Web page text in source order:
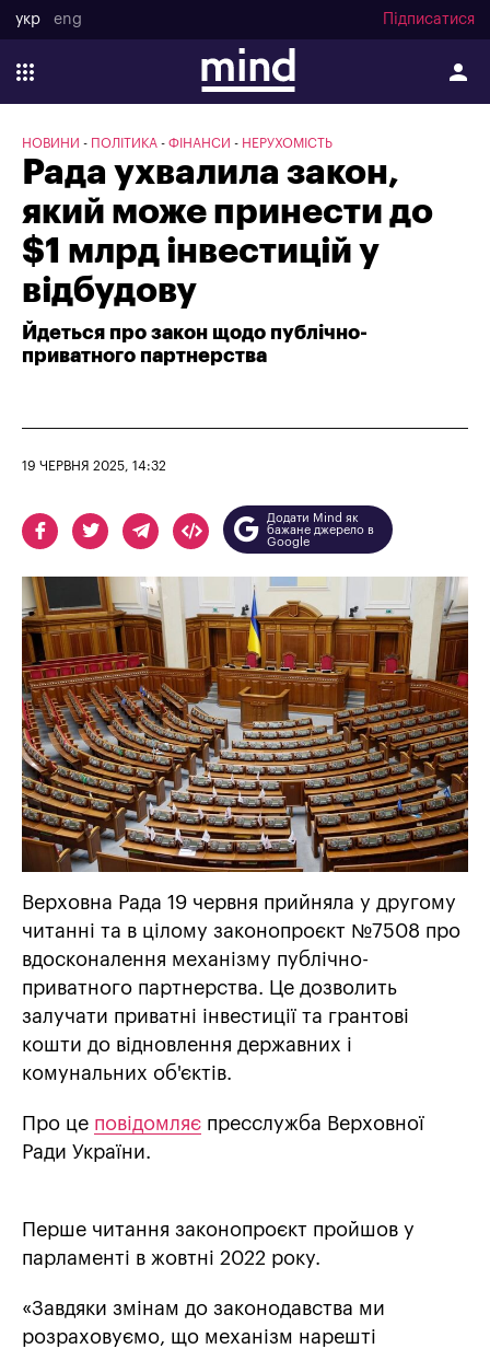
укр eng Підписатися
НОВИНИ ПОЛІТИКА ФІНАНСИ НЕРУХОМІСТЬ
Рада ухвалила закон,
який може принести до
$1 млрд інвестицій у
відбудову
Йдеться про закон щодо публічно-
приватного партнерства
19 ЧЕРВНЯ 2025, 14:32
Додати Mind як
бажане джерело в
Google
Верховна Рада 19 червня прийняла у другому
читанні та в цілому законопроєкт №7508 про
вдосконалення механізму публічно-
приватного партнерства. Це дозволить
залучати приватні інвестиції та грантові
кошти до відновлення державних і
комунальних об'єктів.
Про це повідомляє пресслужба Верховної
Ради України.
Перше читання законопроєкт пройшов у
парламенті в жовтні 2022 року.
«Завдяки змінам до законодавства ми
розраховуємо, що механізм нарешті